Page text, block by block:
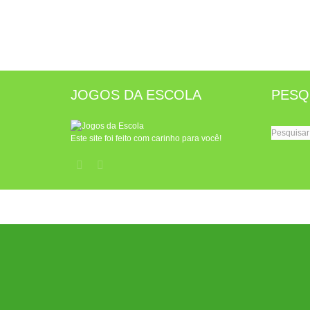
e minúsculas
JOGOS DA ESCOLA
Este site foi feito com carinho para você!
Pesquisar